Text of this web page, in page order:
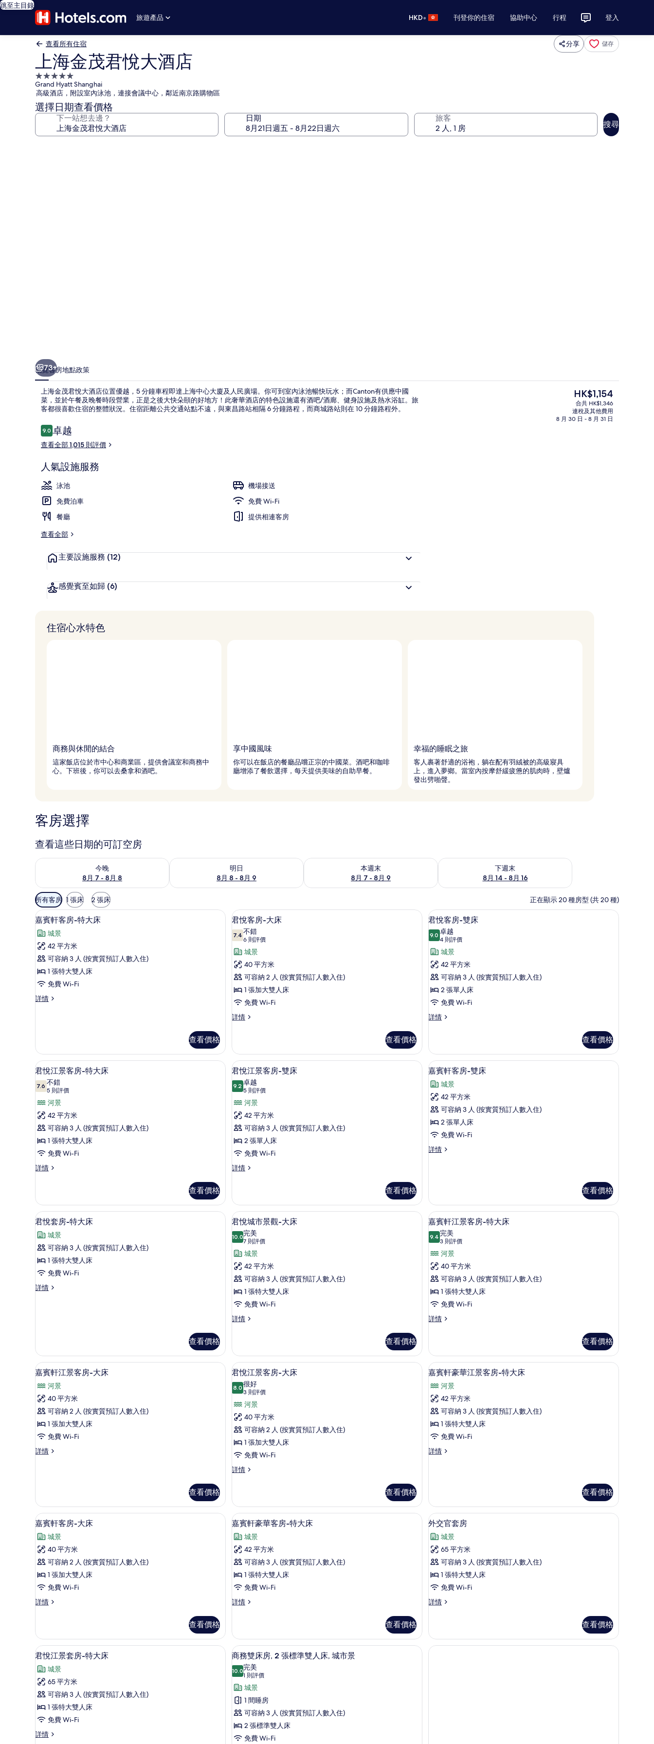
跳至主目錄
旅遊產品
HKD• 刊登你的住宿 協助中心 行程 登入
查看所有住宿 分享 儲存
上海金茂君悅大酒店
5.0
星
級
住
宿
Grand Hyatt Shanghai
高級酒店，附設室內泳池，連接會議中心，鄰近南京路購物區
選擇日期查看價格
下一站想去邊？ 日期 旅客
搜尋
高級寢具、羽絨被、迷你吧、房內夾萬
73+
概覽客房地點政策
上海金茂君悅大酒店位置優越，5 分鐘車程即達上海中心大廈及人民廣場。你可到室內泳池暢快玩水；而Canton有供應中國
菜，並於午餐及晚餐時段營業，正是之後大快朵頤的好地方！此奢華酒店的特色設施還有酒吧/酒廊、健身設施及熱水浴缸。旅
客都很喜歡住宿的整體狀況。住宿距離公共交通站點不遠，與東昌路站相隔 6 分鐘路程，而商城路站則在 10 分鐘路程外。
評
價
9.09.0 分，滿分 10 分，
卓越
查看全部 1,015 則評價
人氣設施服務
泳池
機場接送
免費泊車
免費 Wi-Fi
餐廳
提供相連客房
查看全部
主要設施服務 (12)
感覺賓至如歸 (6)
現
價
HK$1,154
HK$1,154
合共 HK$1,346
連稅及其他費用
8 月 30 日 - 8 月 31 日
住宿心水特色
商務與休閒的結合
這家飯店位於市中心和商業區，提供會議室和商務中
心。下班後，你可以去桑拿和酒吧。
享中國風味
你可以在飯店的餐廳品嚐正宗的中國菜。酒吧和咖啡
廳增添了餐飲選擇，每天提供美味的自助早餐。
幸福的睡眠之旅
客人裹著舒適的浴袍，躺在配有羽絨被的高級寢具
上，進入夢鄉。當室內按摩舒緩疲憊的肌肉時，壁爐
發出劈啪聲。
客房選擇
查看這些日期的可訂空房
今晚
8月 7 - 8月 8
查看今晚 8月 7 - 8月 8的可訂空房
明日
8月 8 - 8月 9
查看明日 8月 8 - 8月 9的可訂空房
本週末
8月 7 - 8月 9
查看本週末 8月 7 - 8月 9的可訂空房
下週末
8月 14 - 8月 16
查看下週末 8月 14 - 8月 16的可訂空房
可
用
嘅
客
房
篩
選
條
件
所有客房 1 張床 2 張床 正在顯示 20 種房型 (共 20 種)
載
入
所
有
嘉
賓
客
床
的
相
片
高級寢具、羽絨被、迷你吧、房內夾萬
8
嘉賓軒客房-特大床
城景
42 平方米
可容納 3 人 (按實質預訂人數入住)
1 張特大雙人床
免費 Wi-Fi
詳情
嘉
大
床
詳
情
查看價格
載
入
所
有
君
悅
客
房-
大
相
片
高級寢具、羽絨被、迷你吧、房內夾萬
7
君悅客房-大床
7.47.4 分，滿分 10 分
不錯
6 則評價
(6
則
評
價)
城景
40 平方米
可容納 2 人 (按實質預訂人數入住)
1 張加大雙人床
免費 Wi-Fi
詳情
君
大
床
詳
查看價格
載
入
所
有
君
悅
客
房-
雙
相
片
高級寢具、羽絨被、迷你吧、房內夾萬
8
君悅客房-雙床
9.09.0 分，滿分 10 分
卓越
4 則評價
(4
則
評
價)
城景
42 平方米
可容納 3 人 (按實質預訂人數入住)
2 張單人床
免費 Wi-Fi
詳情
君
雙
床
詳
查看價格
載
入
所
有
君
悅
江
景
客
大
床
的
相
片
高級寢具、羽絨被、迷你吧、房內夾萬
6
君悅江景客房-特大床
7.67.6 分，滿分 10 分
不錯
5 則評價
(5
則
評
價)
河景
42 平方米
可容納 3 人 (按實質預訂人數入住)
1 張特大雙人床
免費 Wi-Fi
詳情
君
客
房-
特
床
詳
查看價格
載
入
所
有
君
悅
江
景
客
床
的
相
片
高級寢具、羽絨被、迷你吧、房內夾萬
7
君悅江景客房-雙床
9.29.2 分，滿分 10 分
卓越
5 則評價
(5
則
評
價)
河景
42 平方米
可容納 3 人 (按實質預訂人數入住)
2 張單人床
免費 Wi-Fi
詳情
君
客
房-
雙
詳
查看價格
載
入
所
有
嘉
賓
客
的
相
片
高級寢具、羽絨被、迷你吧、房內夾萬
8
嘉賓軒客房-雙床
城景
42 平方米
可容納 3 人 (按實質預訂人數入住)
2 張單人床
免費 Wi-Fi
詳情
嘉
床
詳
情
查看價格
載
入
所
有
君
套
的
相
片
高級寢具、羽絨被、迷你吧、房內夾萬
8
君悅套房-特大床
城景
可容納 3 人 (按實質預訂人數入住)
1 張特大雙人床
免費 Wi-Fi
詳情
君
詳
情
查看價格
載
入
所
有
君
悅
城
市
景
床
的
相
片
高級寢具、羽絨被、迷你吧、房內夾萬
7
君悅城市景觀-大床
10.010.0 分，滿分 10 分
完美
7 則評價
(7
則
評
價)
城景
42 平方米
可容納 3 人 (按實質預訂人數入住)
1 張特大雙人床
免費 Wi-Fi
詳情
君
景
觀-
大
詳
查看價格
載
入
所
有
嘉
賓
軒
江
景
特
大
床
的
相
片
高級寢具、羽絨被、迷你吧、房內夾萬
7
嘉賓軒江景客房-特大床
9.49.4 分，滿分 10 分
完美
3 則評價
(3
則
評
價)
河景
40 平方米
可容納 3 人 (按實質預訂人數入住)
1 張特大雙人床
免費 Wi-Fi
詳情
嘉
景
客
房-
大
床
詳
情
查看價格
載
入
所
有
嘉
賓
江
大
床
的
相
片
高級寢具、羽絨被、迷你吧、房內夾萬
10
嘉賓軒江景客房-大床
河景
40 平方米
可容納 2 人 (按實質預訂人數入住)
1 張加大雙人床
免費 Wi-Fi
詳情
嘉
房-
大
床
詳
情
查看價格
載
入
所
有
君
悅
江
景
客
床
的
相
片
高級寢具、羽絨被、迷你吧、房內夾萬
9
君悅江景客房-大床
8.08.0 分，滿分 10 分
很好
3 則評價
(3
則
評
價)
河景
40 平方米
可容納 2 人 (按實質預訂人數入住)
1 張加大雙人床
免費 Wi-Fi
詳情
君
客
房-
大
詳
情
查看價格
載
入
所
有
嘉
賓
豪
客
房-
特
大
床
的
相
嘉賓軒豪華江景客房-特大床 | 高級寢具、羽
8
嘉賓軒豪華江景客房-特大床
河景
42 平方米
可容納 3 人 (按實質預訂人數入住)
1 張特大雙人床
免費 Wi-Fi
詳情
嘉
景
客
房-
特
大
床
詳
情
查看價格
載
入
所
有
嘉
賓
客
大
床
的
相
片
高級寢具、羽絨被、迷你吧、房內夾萬
8
嘉賓軒客房-大床
城景
40 平方米
可容納 2 人 (按實質預訂人數入住)
1 張加大雙人床
免費 Wi-Fi
詳情
嘉
房-
大
床
情
查看價格
載
入
所
有
嘉
賓
豪
客
房-
特
大
床
的
相
片
高級寢具、羽絨被、迷你吧、房內夾萬
6
嘉賓軒豪華客房-特大床
城景
42 平方米
可容納 3 人 (按實質預訂人數入住)
1 張特大雙人床
免費 Wi-Fi
詳情
嘉
華
客
房-
大
詳
情
查看價格
載
入
所
有
外
交
套
的
相
9
外交官套房
城景
65 平方米
可容納 3 人 (按實質預訂人數入住)
1 張特大雙人床
免費 Wi-Fi
詳情
外
房
詳
情
查看價格
載
入
所
有
君
悅
景
高級寢具、羽絨被、迷你吧、房內夾萬
11
君悅江景套房-特大床
城景
65 平方米
可容納 3 人 (按實質預訂人數入住)
1 張特大雙人床
免費 Wi-Fi
詳情
君
載
入
所
有
商
務
雙
床
高級寢具、羽絨被、迷你吧、房內夾萬
7
商務雙床房, 2 張標準雙人床, 城市景
10.010.0 分，滿分 10 分
完美
1 則評價
(1
則
評
價)
城景
1 間睡房
可容納 3 人 (按實質預訂人數入住)
2 張標準雙人床
免費 Wi-Fi